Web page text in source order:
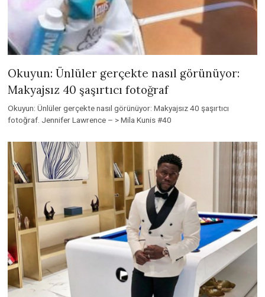
Okuyun: Ünlüler gerçekte nasıl görünüyor:
Makyajsız 40 şaşırtıcı fotoğraf
Okuyun: Ünlüler gerçekte nasıl görünüyor: Makyajsız 40 şaşırtıcı
fotoğraf. Jennifer Lawrence – > Mila Kunis #40